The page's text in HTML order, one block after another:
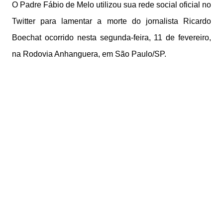
O Padre Fábio de Melo utilizou sua rede social oficial no
Twitter para lamentar a morte do jornalista Ricardo
Boechat ocorrido nesta segunda-feira, 11 de fevereiro,
na Rodovia Anhanguera, em São Paulo/SP.